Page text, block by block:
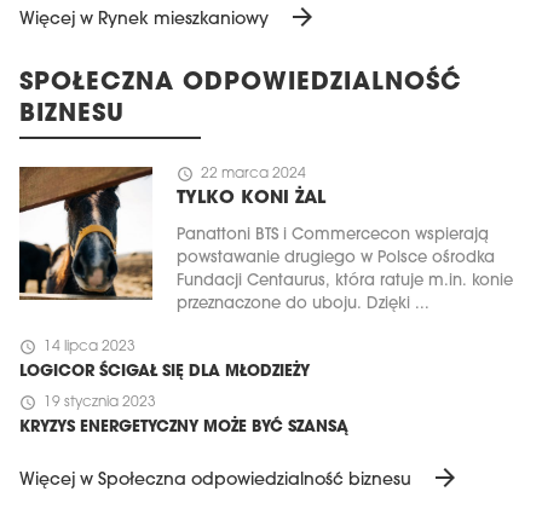
Więcej w Rynek mieszkaniowy arrow_forward
SPOŁECZNA ODPOWIEDZIALNOŚĆ
BIZNESU
schedule 22 marca 2024
TYLKO KONI ŻAL
Panattoni BTS i Commercecon wspierają
powstawanie drugiego w Polsce ośrodka
Fundacji Centaurus, która ratuje m.in. konie
przeznaczone do uboju. Dzięki ...
schedule 14 lipca 2023
LOGICOR ŚCIGAŁ SIĘ DLA MŁODZIEŻY
schedule 19 stycznia 2023
KRYZYS ENERGETYCZNY MOŻE BYĆ SZANSĄ
Więcej w Społeczna odpowiedzialność biznesu arrow_forward